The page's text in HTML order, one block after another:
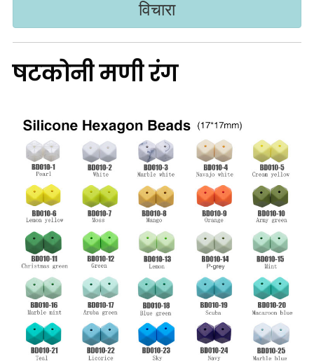
विचारा
षटकोनी मणी रंग